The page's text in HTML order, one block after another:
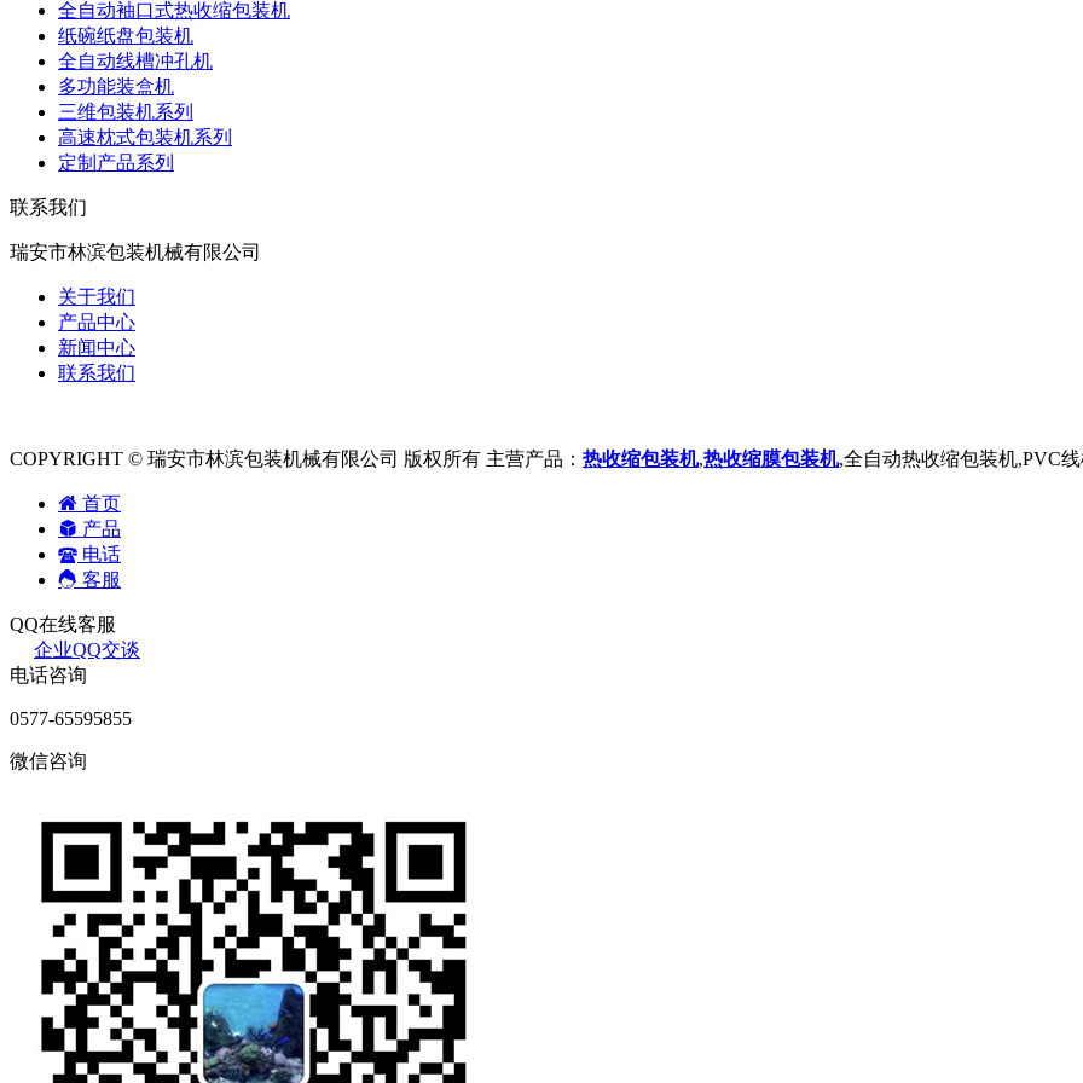
全自动袖口式热收缩包装机
纸碗纸盘包装机
全自动线槽冲孔机
多功能装盒机
三维包装机系列
高速枕式包装机系列
定制产品系列
联系我们
瑞安市林滨包装机械有限公司
关于我们
产品中心
新闻中心
联系我们
COPYRIGHT © 瑞安市林滨包装机械有限公司 版权所有 主营产品： 热收缩包装机,热收缩膜包装机,全自动热收缩包装机,PVC
首页
产品
电话
客服
QQ在线客服
企业QQ交谈
电话咨询
0577-65595855
微信咨询